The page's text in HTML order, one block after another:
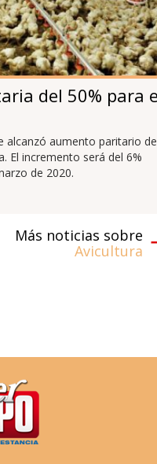
del 50% para
alcanzó aumento paritario
El incremento será del 6%
de 2020.
Más noticias sobre
Avicultura